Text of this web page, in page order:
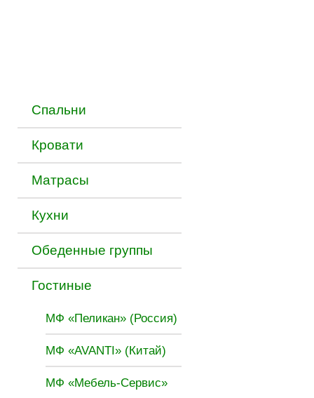
Спальни
Кровати
Матраcы
Кухни
Обеденные группы
Гостиные
МФ «Пеликан» (Россия)
МФ «AVANTI» (Китай)
МФ «Мебель-Сервис»